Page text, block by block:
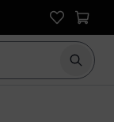
Börja